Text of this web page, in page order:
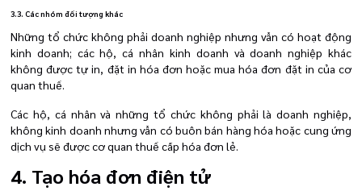
3.3. Các nhóm đối tượng khác
Những tổ chức không phải doanh nghiệp nhưng vẫn có hoạt động
kinh doanh; các hộ, cá nhân kinh doanh và doanh nghiệp khác
không được tự in, đặt in hóa đơn hoặc mua hóa đơn đặt in của cơ
quan thuế.
Các hộ, cá nhân và những tổ chức không phải là doanh nghiệp,
không kinh doanh nhưng vẫn có buôn bán hàng hóa hoặc cung ứng
dịch vụ sẽ được cơ quan thuế cấp hóa đơn lẻ.
4. Tạo hóa đơn điện tử